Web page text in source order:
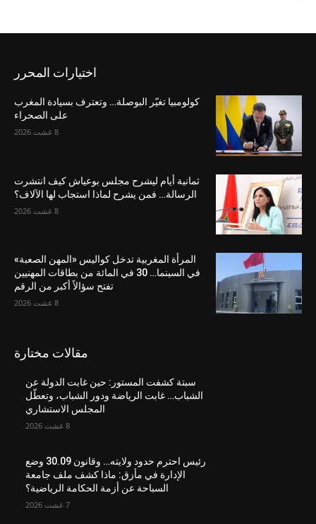
اختيارات المحرر
كولومبيا تغيّر البوصلة… وتعترف بسيادة المغرب
على الصحراء
8 غشت 2026
ثمانية أيام ليشرح مجلس بوعياش كيف انتشرت
الرسالة… فمن يشرح لماذا استجاب لها الآلاف؟
8 غشت 2026
المرأة المغربية تدخل كواليس «المهن الصعبة»
في السينما… 30 في المائة من بطاقات المهنيين
تفتح سؤالاً أكبر من الرقم
8 غشت 2026
مقالات مختارة
سبتة كشفت المستور: حين غابت الدولة عن
الشباب… غابت الرياضة ودور الشباب، وتعطّل
المجلس الاستشاري
8 غشت 2026
رئيس احترم حدود ولايته… وقانون 30.09 وضع
الإدارة في مأزق: ماذا كشف ملف جامعة
السباحة عن أزمة الحكامة الرياضية؟
7 غشت 2026